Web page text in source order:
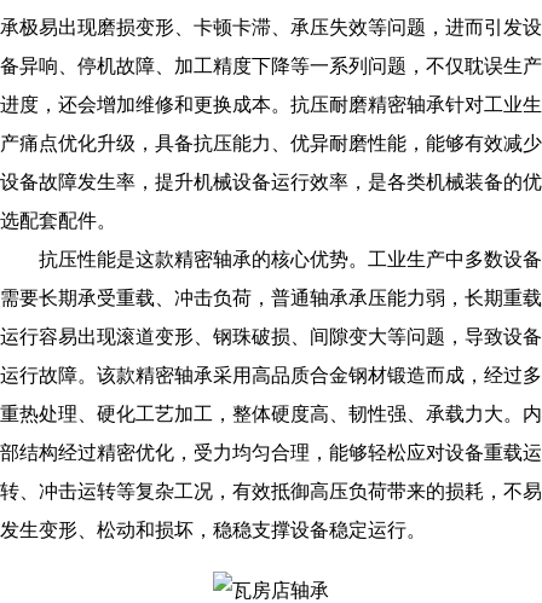
承极易出现磨损变形、卡顿卡滞、承压失效等问题，进而引发设
备异响、停机故障、加工精度下降等一系列问题，不仅耽误生产
进度，还会增加维修和更换成本。抗压耐磨精密轴承针对工业生
产痛点优化升级，具备抗压能力、优异耐磨性能，能够有效减少
设备故障发生率，提升机械设备运行效率，是各类机械装备的优
选配套配件。
抗压性能是这款精密轴承的核心优势。工业生产中多数设备
需要长期承受重载、冲击负荷，普通轴承承压能力弱，长期重载
运行容易出现滚道变形、钢珠破损、间隙变大等问题，导致设备
运行故障。该款精密轴承采用高品质合金钢材锻造而成，经过多
重热处理、硬化工艺加工，整体硬度高、韧性强、承载力大。内
部结构经过精密优化，受力均匀合理，能够轻松应对设备重载运
转、冲击运转等复杂工况，有效抵御高压负荷带来的损耗，不易
发生变形、松动和损坏，稳稳支撑设备稳定运行。